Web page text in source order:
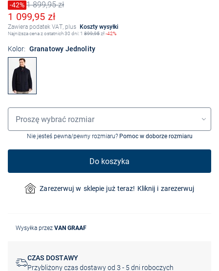
Cena obniżona o
-42%
Stara cena1 899,95 zł
Obniżona cena
1 099,95 zł
Zawiera podatek VAT, plus Koszty wysyłki
Najniższa cena z ostatnich 30 dni: 1 899,95zł-42%
Kolor: Granatowy Jednolity
Wybór rozmiaru
Proszę wybrać rozmiar
Nie jesteś pewna/pewny rozmiaru? Pomoc w doborze rozmiaru
Do koszyka
Zarezerwuj w sklepie już teraz! Kliknij i zarezerwuj
Wysyłka przez VAN GRAAF
CZAS DOSTAWY
Przybliżony czas dostawy od 3 - 5 dni roboczych